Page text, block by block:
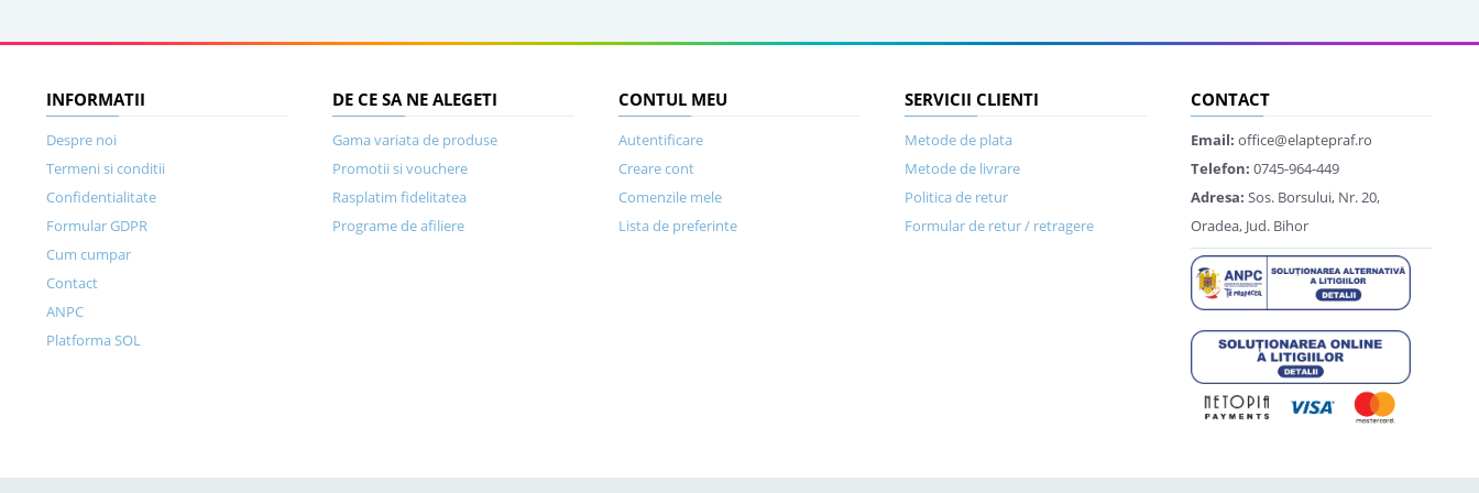
INFORMATII
Despre noi
Termeni si conditii
Confidentialitate
Formular GDPR
Cum cumpar
Contact
ANPC
Platforma SOL
DE CE SA NE ALEGETI
Gama variata de produse
Promotii si vouchere
Rasplatim fidelitatea
Programe de afiliere
CONTUL MEU
Autentificare
Creare cont
Comenzile mele
Lista de preferinte
SERVICII CLIENTI
Metode de plata
Metode de livrare
Politica de retur
Formular de retur / retragere
CONTACT
Email: office@elaptepraf.ro
Telefon: 0745-964-449
Adresa: Sos. Borsului, Nr. 20,
Oradea, Jud. Bihor